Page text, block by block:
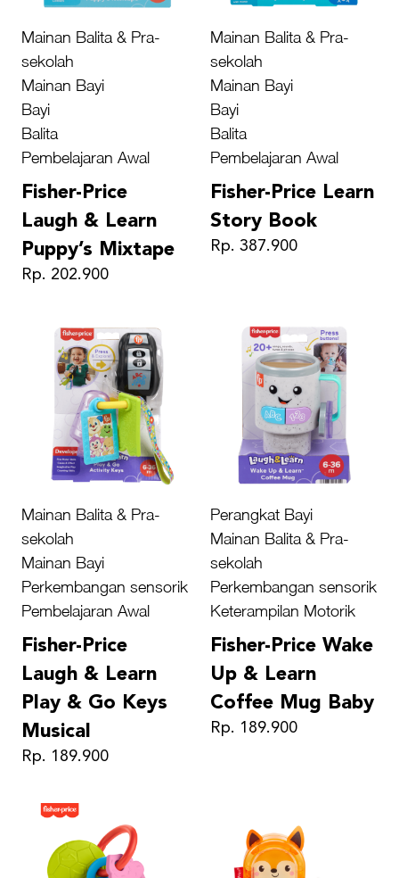
Mainan Balita & Pra-
sekolah
Mainan Bayi
Bayi
Balita
Pembelajaran Awal
Fisher-Price
Laugh & Learn
Puppy’s Mixtape
Rp. 202.900
Mainan Balita & Pra-
sekolah
Mainan Bayi
Bayi
Balita
Pembelajaran Awal
Fisher-Price Learn
Story Book
Rp. 387.900
Mainan Balita & Pra-
sekolah
Mainan Bayi
Perkembangan sensorik
Pembelajaran Awal
Fisher-Price
Laugh & Learn
Play & Go Keys
Musical
Rp. 189.900
Perangkat Bayi
Mainan Balita & Pra-
sekolah
Perkembangan sensorik
Keterampilan Motorik
Fisher-Price Wake
Up & Learn
Coffee Mug Baby
Rp. 189.900